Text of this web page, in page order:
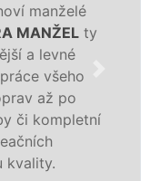
manželé
MANŽELty
a levné
všeho
až po
či kompletní
kvality.